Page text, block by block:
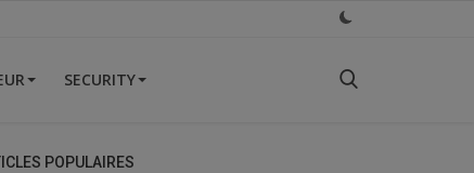
SECURITY
POPULAIRES